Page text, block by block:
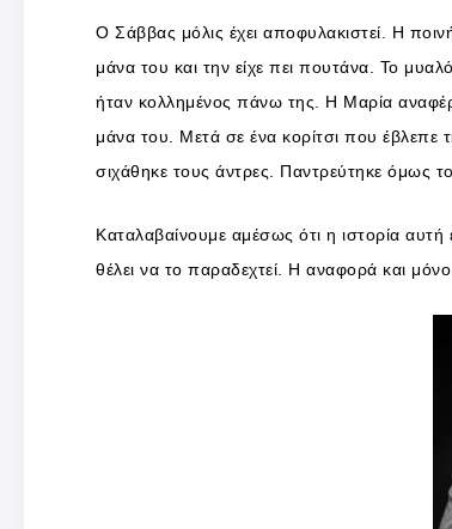
Ο Σάββας μόλις έχει αποφυλακιστεί. Η
μάνα του και την είχε πει πουτάνα. Το
ήταν κολλημένος πάνω της. Η Μαρία
μάνα του. Μετά σε ένα κορίτσι που έβλεπε
σιχάθηκε τους άντρες. Παντρεύτηκε όμως το
Καταλαβαίνουμε αμέσως ότι η ιστορία
θέλει να το παραδεχτεί. Η αναφορά και μόνο